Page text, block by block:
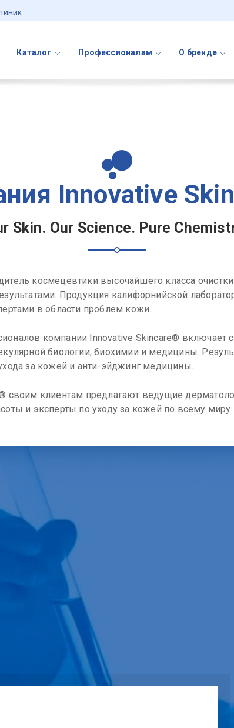
Каталог Профессионалам О бренде
Innovative
Skin. Our Science. Pure
космецевтики высочайшего класса
Продукция калифорнийской
в области проблем кожи.
компании Innovative Skincare® включает
биологии, биохимии и медицины.
за кожей и анти-эйджинг медицины.
клиентам предлагают ведущие
и эксперты по уходу за кожей по всему миру.